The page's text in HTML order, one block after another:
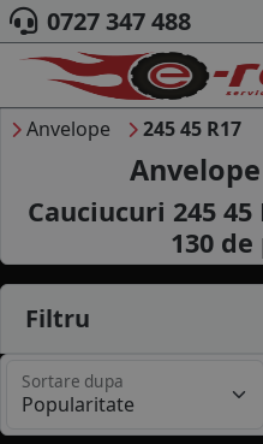
ACASA
DESPRE NOI
ANVELOPE
AUTO
MOTO
0727 347 488
Anvelope 245 45 R17
Anvelope
Cauciucuri 245
130 de
Filtru
Sortare dupa